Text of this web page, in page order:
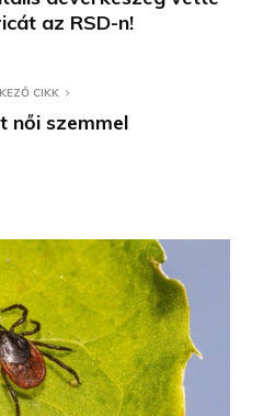
az RSD-n!
CIKK
női szemmel